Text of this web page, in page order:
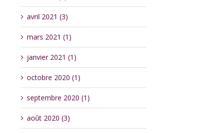
avril 2021 (3)
mars 2021 (1)
janvier 2021 (1)
octobre 2020 (1)
septembre 2020 (1)
août 2020 (3)